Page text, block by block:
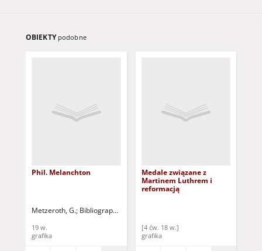
OBIEKTY podobne
Phil. Melanchton
Metzeroth, G. Bibliographischen Institut
19 w.
grafika
Medale związane z
Martinem Luthrem i
reformacją
[4 ćw. 18 w.]
grafika